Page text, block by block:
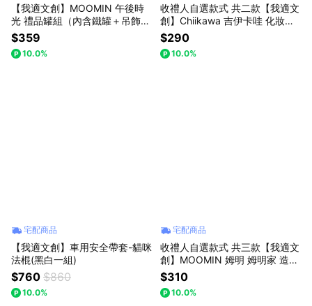
【我適文創】MOOMIN 午後時
光 禮品罐組（內含鐵罐＋吊飾＋
餅乾）
$359
10.0%
收禮人自選款式 共二款【我適文
創】Chiikawa 吉伊卡哇 化妝造
型海綿
$290
10.0%
宅配商品
【我適文創】車用安全帶套-貓咪
法棍(黑白一組)
$760 $860
10.0%
宅配商品
收禮人自選款式 共三款【我適文
創】MOOMIN 姆明 姆明家 造型
鐵罐
$310
10.0%